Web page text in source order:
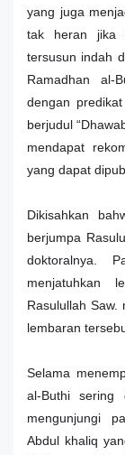
yang juga
tak heran jika
tersusun indah
Ramadhan al-
dengan predikat
berjudul
mendapat
yang dapat
Dikisahkan
berjumpa
doktoralnya.
menjatuhkan
Rasulullah Saw.
lembaran
Selama
al-Buthi sering
mengunjungi
Abdul khaliq